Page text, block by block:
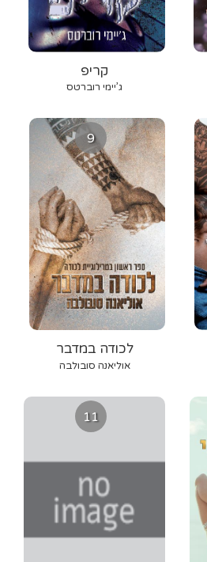
קריפ
ג’יימי רוברטס
9
לכודה במדבר
אוליאנה סובולבה
11